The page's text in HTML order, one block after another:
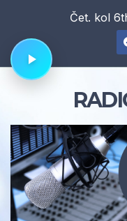
content
Čet. kol